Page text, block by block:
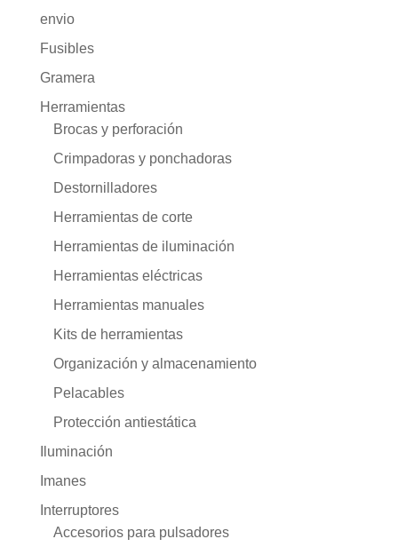
envio
Fusibles
Gramera
Herramientas
Brocas y perforación
Crimpadoras y ponchadoras
Destornilladores
Herramientas de corte
Herramientas de iluminación
Herramientas eléctricas
Herramientas manuales
Kits de herramientas
Organización y almacenamiento
Pelacables
Protección antiestática
Iluminación
Imanes
Interruptores
Accesorios para pulsadores